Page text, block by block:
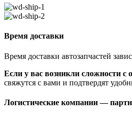
Время доставки
Время доставки автозапчастей
Если у вас возникли сложности с
свяжутся с вами и подтвердят
Логистические компании —